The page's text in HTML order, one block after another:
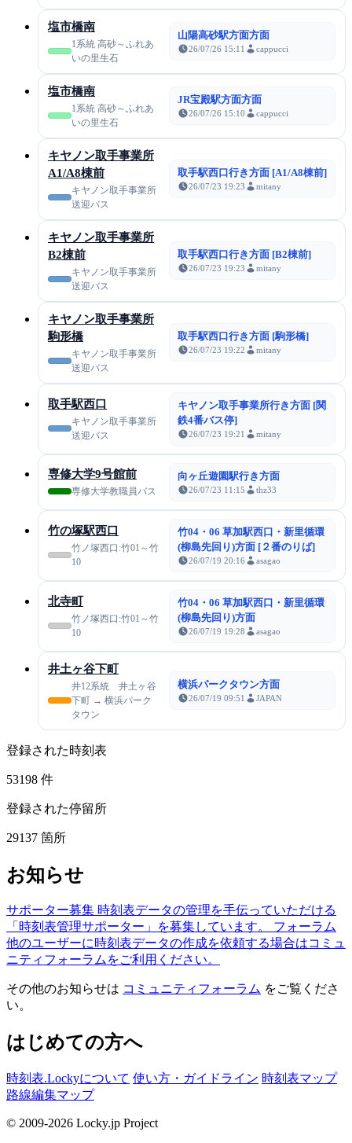
塩市橋南
1系統 高砂～ふれあ
いの里生石
山陽高砂駅方面方面
26/07/26 15:11 cappucci
塩市橋南
1系統 高砂～ふれあ
いの里生石
JR宝殿駅方面方面
26/07/26 15:10 cappucci
キヤノン取手事業所
A1/A8棟前
キヤノン取手事業所
送迎バス
取手駅西口行き方面 [A1/A8棟前]
26/07/23 19:23 mitany
キヤノン取手事業所
B2棟前
キヤノン取手事業所
送迎バス
取手駅西口行き方面 [B2棟前]
26/07/23 19:23 mitany
キヤノン取手事業所
駒形橋
キヤノン取手事業所
送迎バス
取手駅西口行き方面 [駒形橋]
26/07/23 19:22 mitany
取手駅西口
キヤノン取手事業所
送迎バス
キヤノン取手事業所行き方面 [関
鉄4番バス停]
26/07/23 19:21 mitany
専修大学9号館前
専修大学教職員バス
向ヶ丘遊園駅行き方面
26/07/23 11:15 thz33
竹の塚駅西口
竹ノ塚西口:竹01～竹
10
竹04・06 草加駅西口・新里循環
(柳島先回り)方面 [２番のりば]
26/07/19 20:16 asagao
北寺町
竹ノ塚西口:竹01～竹
10
竹04・06 草加駅西口・新里循環
(柳島先回り)方面
26/07/19 19:28 asagao
井土ヶ谷下町
井12系統 井土ヶ谷
下町 → 横浜パーク
タウン
横浜パークタウン方面
26/07/19 09:51 JAPAN
登録された時刻表
53198 件
登録された停留所
29137 箇所
お知らせ
サポーター募集 時刻表データの管理を手伝っていただける
「時刻表管理サポーター」を募集しています。
フォーラム
他のユーザーに時刻表データの作成を依頼する場合はコミュ
ニティフォーラムをご利用ください。
その他のお知らせは コミュニティフォーラム をご覧くださ
い。
はじめての方へ
時刻表.Lockyについて 使い方・ガイドライン 時刻表マップ
路線編集マップ
© 2009-2026 Locky.jp Project